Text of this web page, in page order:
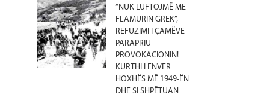
“NUK LUFTOJMË ME
FLAMURIN GREK”,
REFUZIMI I ÇAMËVE
PARAPRIU
PROVOKACIONIN!
KURTHI I ENVER
HOXHËS MË 1949-ËN
DHE SI SHPËTUAN